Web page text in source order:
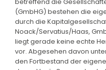
(GmbHG) bestehen die
durch die
Noack/Servatius/Haas,
liegt gerade keine echte
vor. Abgesehen davon
den Fortbestand der